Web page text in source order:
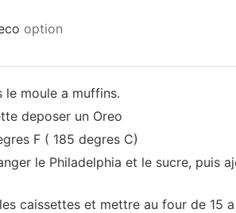
option
le moule a muffins.
deposer un Oreo
F ( 185 degres C)
le Philadelphia et le sucre, puis
caissettes et mettre au four de 15